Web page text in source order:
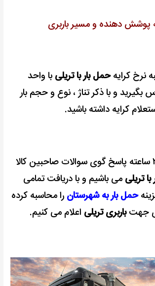
پوشش دهنده و مسیر باربری
نرخ کرایهحمل بار با تریلی با واحد
بگیرید و با ذکر تناژ ، نوع و حجم بار
کرایه داشته باشید.
ما به صورت ۲۴ ساعته پاسخ گوی سوالات صاحبین کالا
تریلی می باشیم و با دریافت تمامی
حمل بار به شهرستان را محاسبه کرده
جهتباربری تریلی اعلام می کنیم.